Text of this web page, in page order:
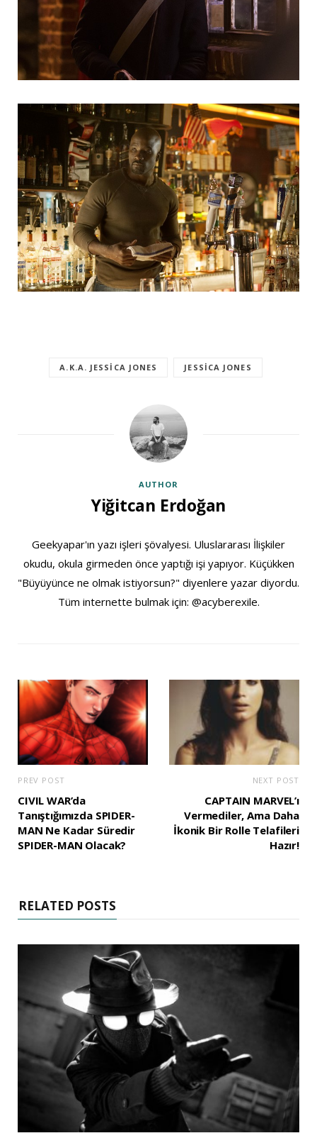
A.K.A. JESSICA JONES JESSICA JONES
AUTHOR
Yiğitcan Erdoğan
Geekyapar'ın yazı işleri şövalyesi. Uluslararası İlişkiler
okudu, okula girmeden önce yaptığı işi yapıyor. Küçükken
"Büyüyünce ne olmak istiyorsun?" diyenlere yazar diyordu.
Tüm internette bulmak için: @acyberexile.
PREV POST
CIVIL WAR’da
Tanıştığımızda SPIDER-
MAN Ne Kadar Süredir
SPIDER-MAN Olacak?
NEXT POST
CAPTAIN MARVEL’ı
Vermediler, Ama Daha
İkonik Bir Rolle Telafileri
Hazır!
RELATED POSTS